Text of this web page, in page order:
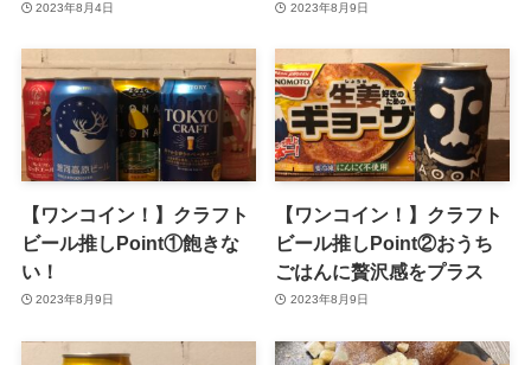
2023年8月4日 2023年8月9日
【ワンコイン！】クラフト
ビール推しPoint①飽きな
い！
2023年8月9日
【ワンコイン！】クラフト
ビール推しPoint②おうち
ごはんに贅沢感をプラス
2023年8月9日